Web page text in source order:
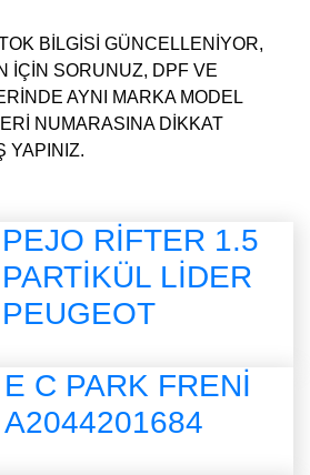
BİLGİSİ GÜNCELLENİYOR,
İÇİN SORUNUZ, DPF VE
AYNI MARKA MODEL
NUMARASINA DİKKAT
YAPINIZ.
PEJO RİFTER 1.5
PARTİKÜL LİDER
PEUGEOT
E C PARK FRENİ
A2044201684